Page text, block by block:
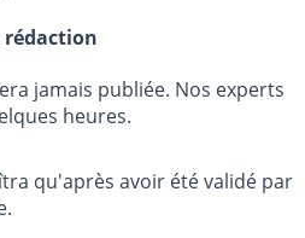
rédaction
jamais publiée. Nos experts
heures.
qu'après avoir été validé par